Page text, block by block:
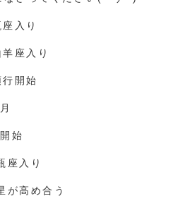
入り
座入り
開始
始
座入り
が高め合う